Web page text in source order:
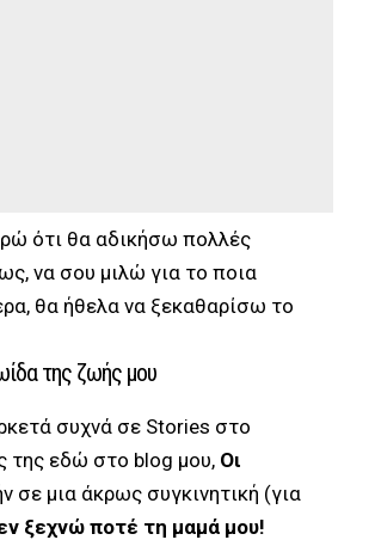
ότι θα αδικήσω πολλές
να σου μιλώ για το ποια
θα ήθελα να ξεκαθαρίσω το
της ζωής μου
συχνά σε Stories στο
της εδώ στο blog μου, Οι
σε μια άκρως συγκινητική (για
ξεχνώ ποτέ τη μαμά μου!